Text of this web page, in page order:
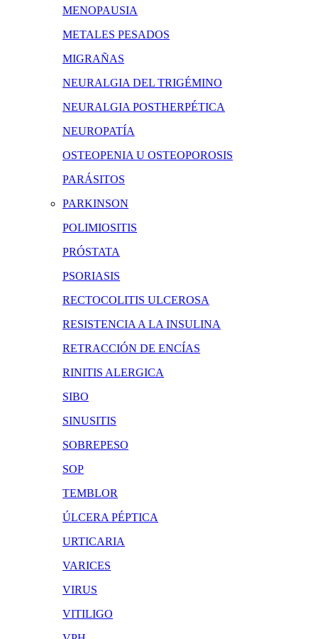
MENOPAUSIA
METALES PESADOS
MIGRAÑAS
NEURALGIA DEL TRIGÉMINO
NEURALGIA POSTHERPÉTICA
NEUROPATÍA
OSTEOPENIA U OSTEOPOROSIS
PARÁSITOS
PARKINSON
POLIMIOSITIS
PRÓSTATA
PSORIASIS
RECTOCOLITIS ULCEROSA
RESISTENCIA A LA INSULINA
RETRACCIÓN DE ENCÍAS
RINITIS ALERGICA
SIBO
SINUSITIS
SOBREPESO
SOP
TEMBLOR
ÚLCERA PÉPTICA
URTICARIA
VARICES
VIRUS
VITILIGO